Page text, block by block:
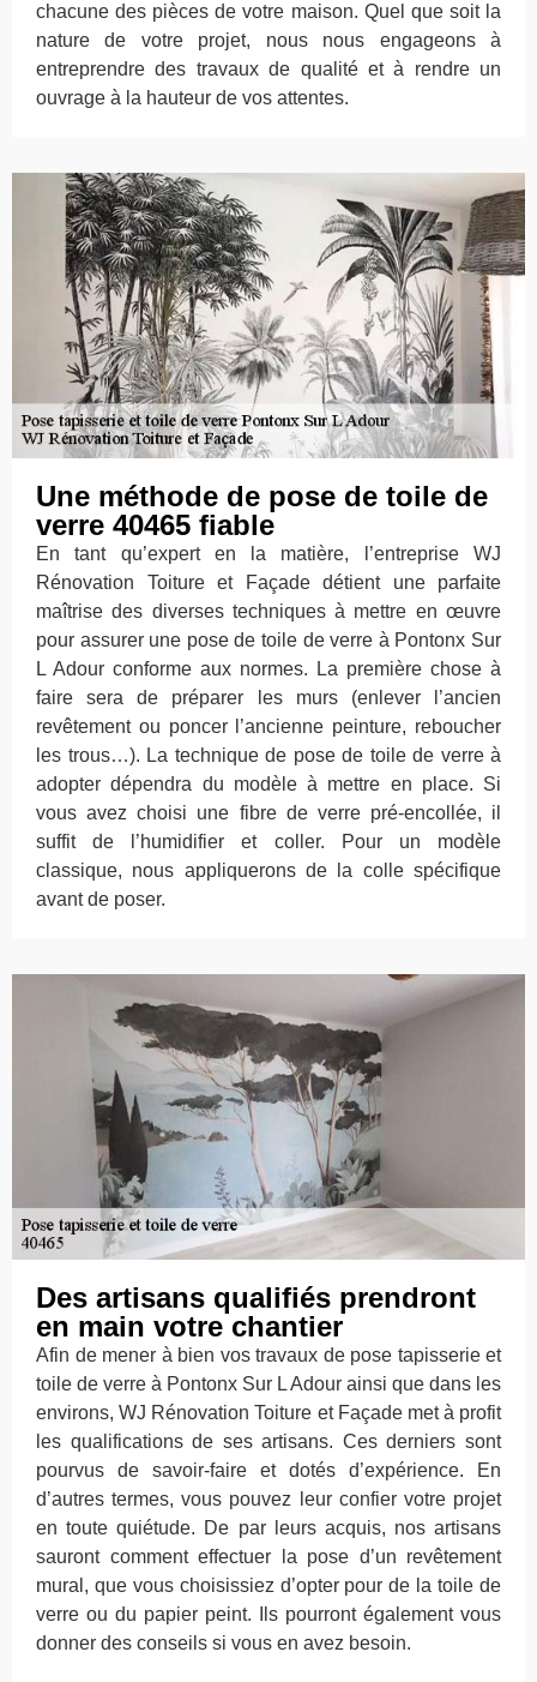
chacune des pièces de votre maison. Quel que soit la
nature de votre projet, nous nous engageons à
entreprendre des travaux de qualité et à rendre un
ouvrage à la hauteur de vos attentes.
Une méthode de pose de toile de
verre 40465 fiable
En tant qu’expert en la matière, l’entreprise WJ
Rénovation Toiture et Façade détient une parfaite
maîtrise des diverses techniques à mettre en œuvre
pour assurer une pose de toile de verre à Pontonx Sur
L Adour conforme aux normes. La première chose à
faire sera de préparer les murs (enlever l’ancien
revêtement ou poncer l’ancienne peinture, reboucher
les trous…). La technique de pose de toile de verre à
adopter dépendra du modèle à mettre en place. Si
vous avez choisi une fibre de verre pré-encollée, il
suffit de l’humidifier et coller. Pour un modèle
classique, nous appliquerons de la colle spécifique
avant de poser.
Des artisans qualifiés prendront
en main votre chantier
Afin de mener à bien vos travaux de pose tapisserie et
toile de verre à Pontonx Sur L Adour ainsi que dans les
environs, WJ Rénovation Toiture et Façade met à profit
les qualifications de ses artisans. Ces derniers sont
pourvus de savoir-faire et dotés d’expérience. En
d’autres termes, vous pouvez leur confier votre projet
en toute quiétude. De par leurs acquis, nos artisans
sauront comment effectuer la pose d’un revêtement
mural, que vous choisissiez d’opter pour de la toile de
verre ou du papier peint. Ils pourront également vous
donner des conseils si vous en avez besoin.